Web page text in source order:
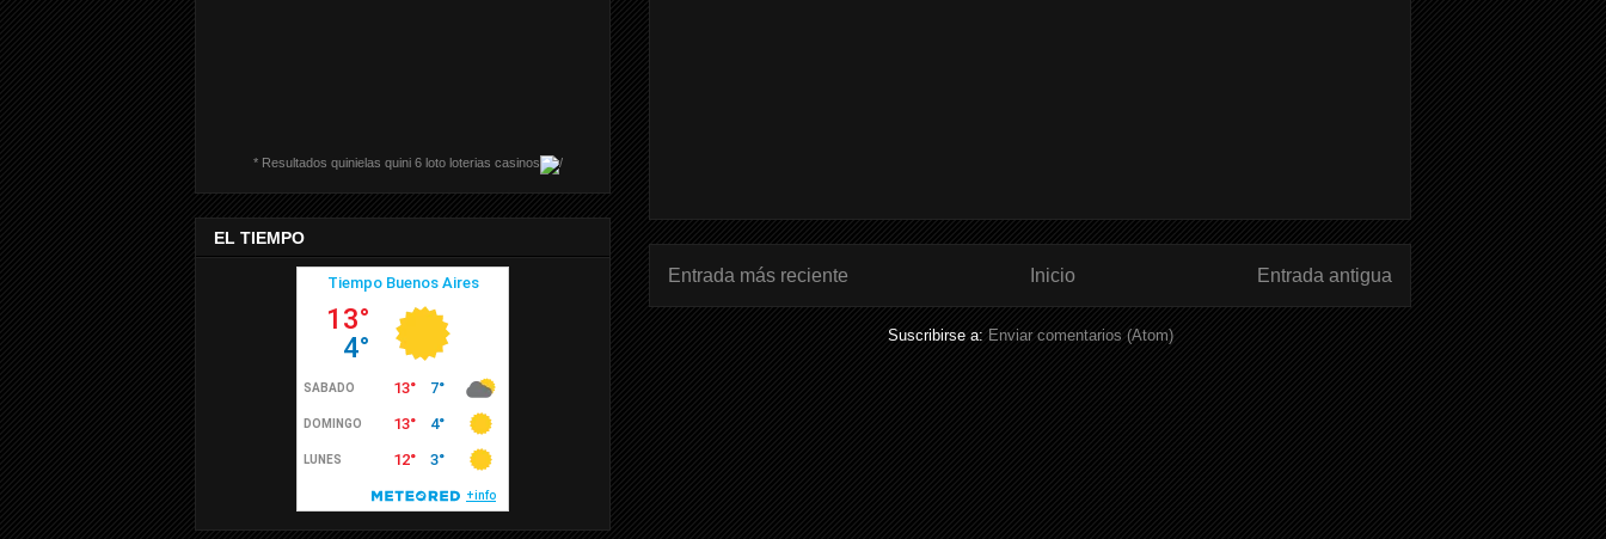
Entrada más reciente Entrada antigua
Inicio
Suscribirse a: Enviar comentarios (Atom)
* Resultados quinielas quini 6 loto loterias casinos
EL TIEMPO